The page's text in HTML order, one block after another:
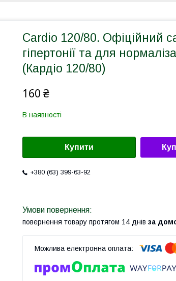
Cardio 120/80. Офіційний
гіпертонії та для
(Кардіо 120/80)
160 ₴
В наявності
Купити
+380 (63) 399-63-92
повернення товару протягом 14 днів за